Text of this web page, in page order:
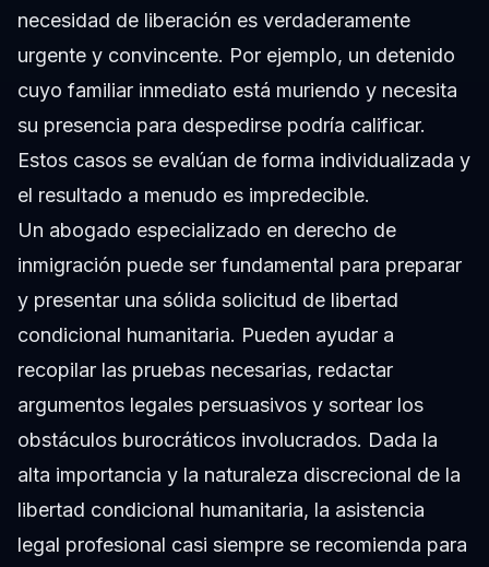
necesidad de liberación es verdaderamente
urgente y convincente. Por ejemplo, un detenido
cuyo familiar inmediato está muriendo y necesita
su presencia para despedirse podría calificar.
Estos casos se evalúan de forma individualizada y
el resultado a menudo es impredecible.
Un abogado especializado en derecho de
inmigración puede ser fundamental para preparar
y presentar una sólida solicitud de libertad
condicional humanitaria. Pueden ayudar a
recopilar las pruebas necesarias, redactar
argumentos legales persuasivos y sortear los
obstáculos burocráticos involucrados. Dada la
alta importancia y la naturaleza discrecional de la
libertad condicional humanitaria, la asistencia
legal profesional casi siempre se recomienda para